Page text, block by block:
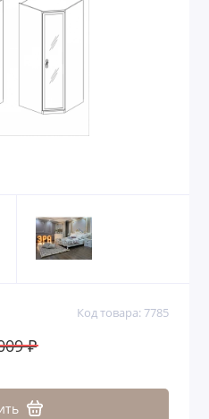
Код товара: 7785
₽